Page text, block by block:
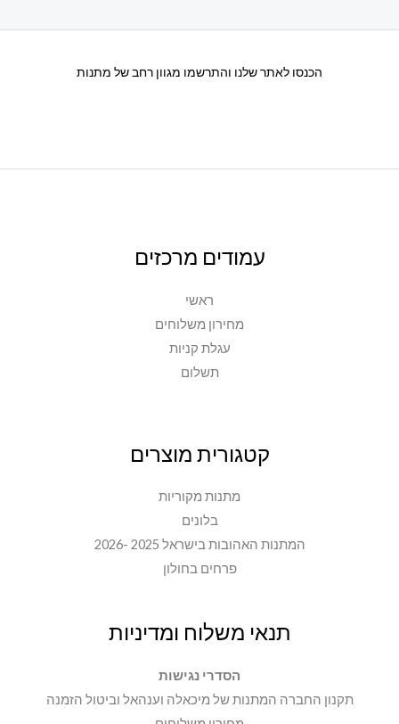
הכנסו לאתר שלנו והתרשמו מגוון רחב של מתנות
עמודים מרכזים
ראשי
מחירון משלוחים
עגלת קניות
תשלום
קטגורית מוצרים
מתנות מקוריות
בלונים
המתנות האהובות בישראל 2025 -2026
פרחים בחולון
תנאי משלוח ומדיניות
הסדרי נגישות
תקנון החברה המתנות של מיכאלה וענהאל וביטול הזמנה